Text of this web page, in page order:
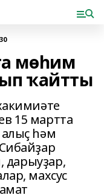
мөһим
ҡайтты
15 мартта
һәм
махсус